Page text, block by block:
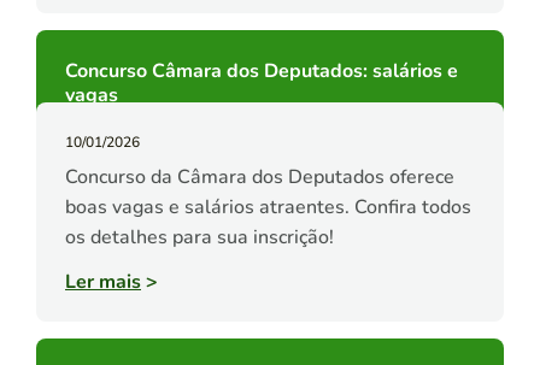
Concurso Câmara dos Deputados: salários e
vagas
10/01/2026
Concurso da Câmara dos Deputados oferece
boas vagas e salários atraentes. Confira todos
os detalhes para sua inscrição!
Ler mais>